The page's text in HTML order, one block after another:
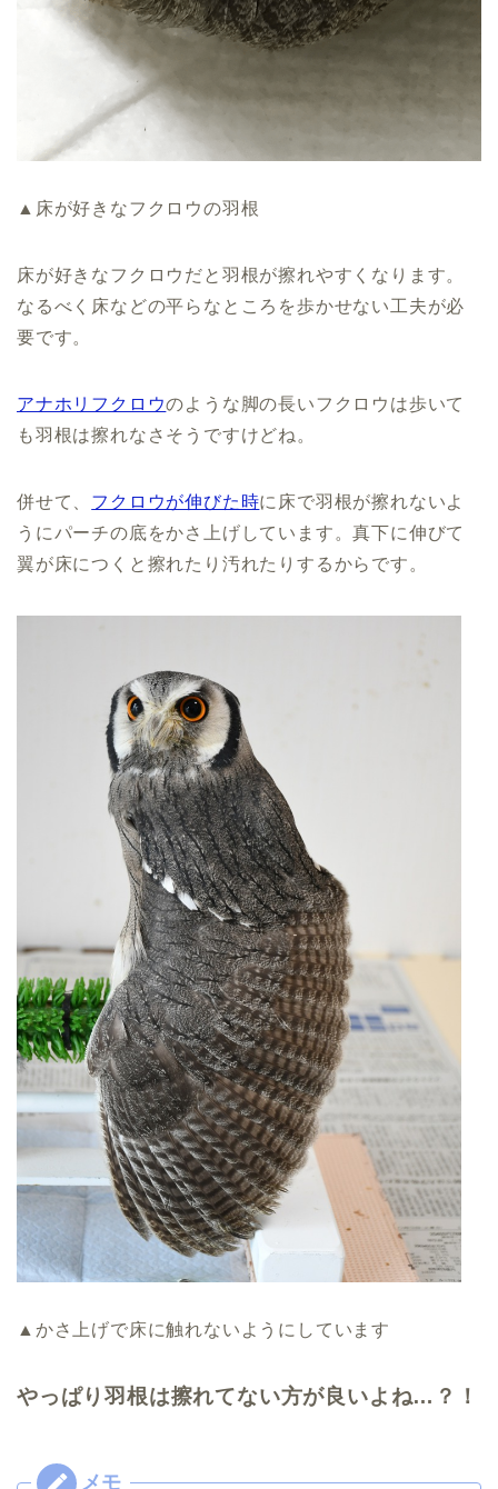
▲床が好きなフクロウの羽根
床が好きなフクロウだと羽根が擦れやすくなります。
なるべく床などの平らなところを歩かせない工夫が必
要です。
アナホリフクロウのような脚の長いフクロウは歩いて
も羽根は擦れなさそうですけどね。
併せて、 フクロウが伸びた時に床で羽根が擦れないよ
うにパーチの底をかさ上げしています。真下に伸びて
翼が床につくと擦れたり汚れたりするからです。
▲かさ上げで床に触れないようにしています
やっぱり羽根は擦れてない方が良いよね…？！